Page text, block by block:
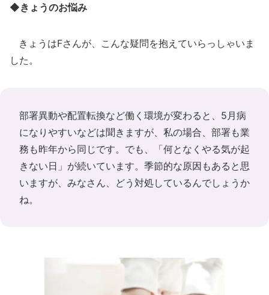
◆きょうのお悩み
きょうはFさんが、こんな疑問を抱えていらっしゃいま
した。
部署異動や配置転換など働く環境が変わると、5月病
になりやすいなどは聞きますが、私の場合、部署も業
務も昨年から同じです。でも、「何となくやる気が起
きない日」が続いています。季節的な原因もあると思
いますが、みなさん、どう対処しているんでしょうか
ね。